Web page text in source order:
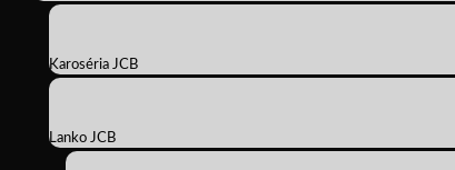
Karoséria JCB
Lanko JCB